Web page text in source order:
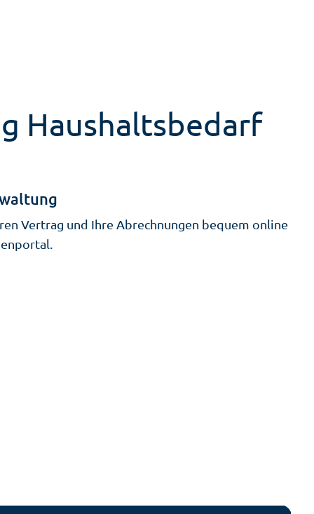
Haushaltsbedarf
Vertrag und Ihre Abrechnungen bequem online